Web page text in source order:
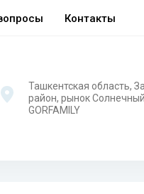
Контакты
Ташкентская область,
район, рынок
GORFAMILY